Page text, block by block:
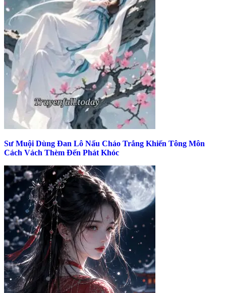
Sư Muội Dùng Đan Lô Nấu Cháo Trắng Khiến Tông Môn
Cách Vách Thèm Đến Phát Khóc